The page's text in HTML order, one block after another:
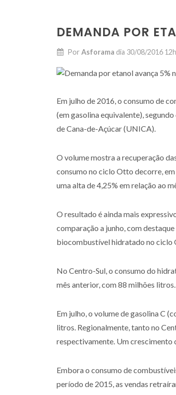
DEMANDA POR
Por Asforama dia 30/08/2016
Em julho de 2016, o consumo de
(em gasolina equivalente),
de Cana-de-Açúcar (UNICA).
O volume mostra a recuperação
consumo no ciclo Otto decorre,
uma alta de 4,25% em relação ao
O resultado é ainda mais
comparação a junho, com
biocombustível hidratado no ciclo
No Centro-Sul, o consumo do
mês anterior, com 88 milhões litros.
Em julho, o volume de gasolina C
litros. Regionalmente, tanto no
respectivamente. Um crescimento
Embora o consumo de
período de 2015, as vendas